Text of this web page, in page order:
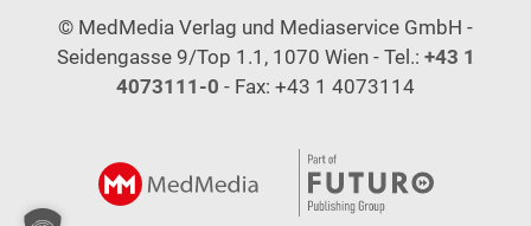
© MedMedia Verlag und Mediaservice GmbH -
Seidengasse 9/Top 1.1, 1070 Wien - Tel.: +43 1
4073111-0 - Fax: +43 1 4073114